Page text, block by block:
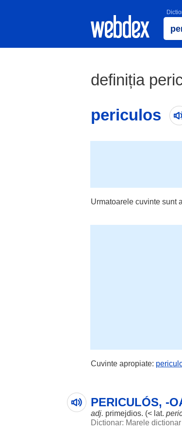
definiția
periculos
Urmatoarele cuvinte sunt
Cuvinte apropiate:
PERICULÓS, -
adj. primejdios. (< lat.
Dictionar: Marele